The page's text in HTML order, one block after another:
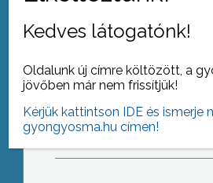
A hó világnapja
Kedves látogatónk!
Oldalunk új címre költözött, a
jövőben már nem frissítjük!
Kérjük kattintson IDE és ismerje
gyongyosma.hu címen!